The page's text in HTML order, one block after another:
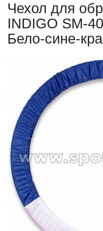
Чехол для
INDIGO SM-
Бело-сине-